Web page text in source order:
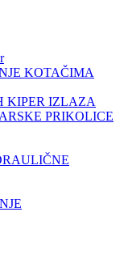
KOTAČIMA
KIPER IZLAZA
PRIKOLICE